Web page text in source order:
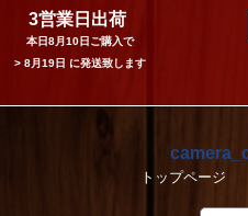
3営業日出荷
本日8月10日 ご購入で
> 8月19日 に発送致します
トップページ